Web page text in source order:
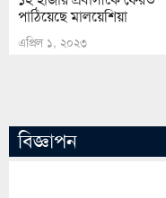
পাঠিয়েছে মালয়েশিয়া
এপ্রিল ১, ২০২৩
বিজ্ঞাপন